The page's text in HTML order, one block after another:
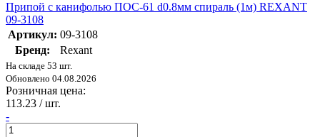
Припой с канифолью ПОС-61 d0.8мм спираль (1м) REXANT
09-3108
Артикул: 09-3108
Бренд:
Rexant
На складе 53 шт.
Обновлено 04.08.2026
Розничная цена:
113.23 / шт.
-